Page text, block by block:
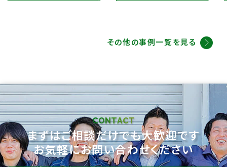
その他の事例一覧を見る
CONTACT
まずはご相談だけでも大歓迎です
お気軽にお問い合わせください